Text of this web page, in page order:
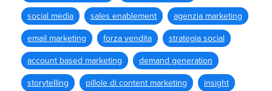
social media sales enablement agenzia marketing
email marketing forza vendita strategia social
account based marketing demand generation
storytelling pillole di content marketing insight